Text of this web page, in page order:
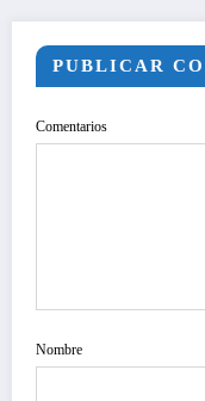
PUBLICAR
Comentarios
Nombre